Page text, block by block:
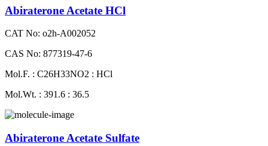
Abiraterone Acetate HCl
CAT No: o2h-A002052
CAS No: 877319-47-6
Mol.F. : C26H33NO2 : HCl
Mol.Wt. : 391.6 : 36.5
Abiraterone Acetate Sulfate